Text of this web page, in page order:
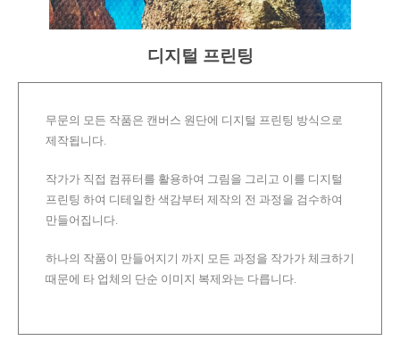
디지털 프린팅
무문의 모든 작품은 캔버스 원단에 디지털 프린팅 방식으로
제작됩니다.
작가가 직접 컴퓨터를 활용하여 그림을 그리고 이를 디지털
프린팅 하여 디테일한 색감부터 제작의 전 과정을 검수하여
만들어집니다.
하나의 작품이 만들어지기 까지 모든 과정을 작가가 체크하기
때문에 타 업체의 단순 이미지 복제와는 다릅니다.